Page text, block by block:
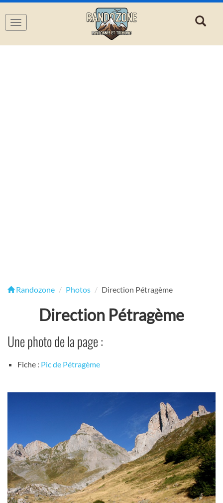
Navigation
Randozone Photos Direction Pétragème
Direction Pétragème
Une photo de la page :
Fiche : Pic de Pétragème